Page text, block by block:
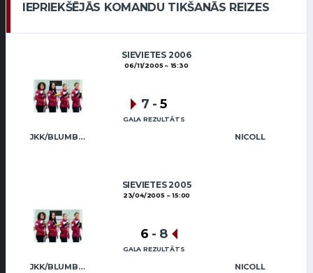
IEPRIEKŠĒJĀS KOMANDU TIKŠANĀS REIZES
SIEVIETES 2006
06/11/2005 15:30
JKK/BLUMBERGA-BĒRZIŅA NICOLL
7 - 5
GALA REZULTĀTS
SIEVIETES 2005
23/04/2005 15:00
JKK/BLUMBERGA-BĒRZIŅA NICOLL
6 - 8
GALA REZULTĀTS